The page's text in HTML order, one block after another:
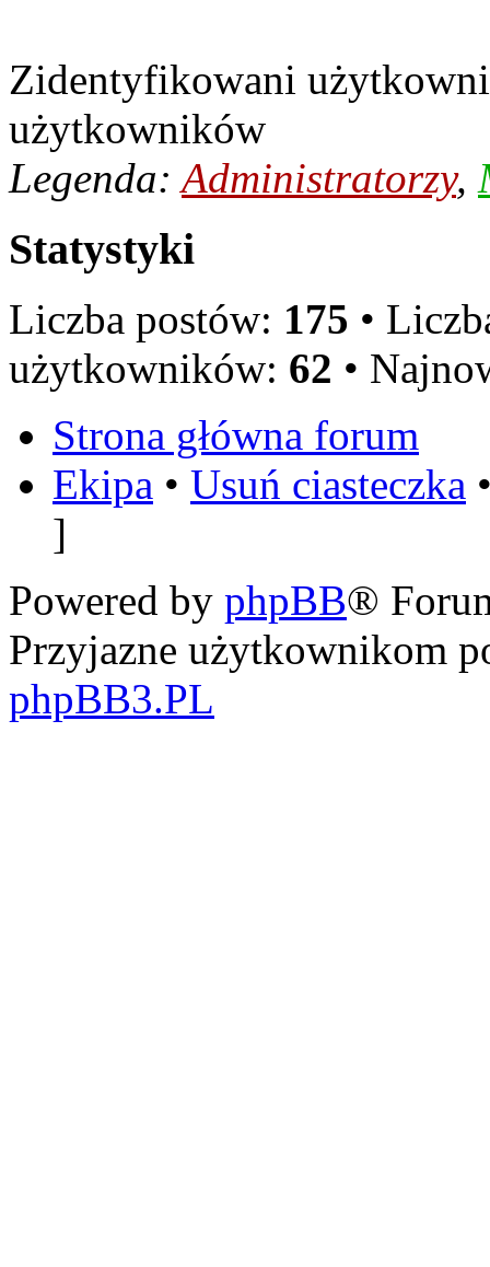
Zidentyfikowani
użytkowników
Legenda:Administratorzy,
Statystyki
Liczba postów: 175 •
użytkowników: 62 •
Strona główna forum
Ekipa • Usuń ciasteczka
]
Powered by phpBB®
Przyjazne użytkownikom
phpBB3.PL